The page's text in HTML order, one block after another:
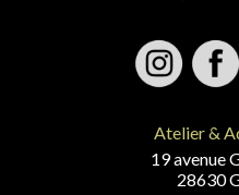
Atelier &
19 avenue
28630